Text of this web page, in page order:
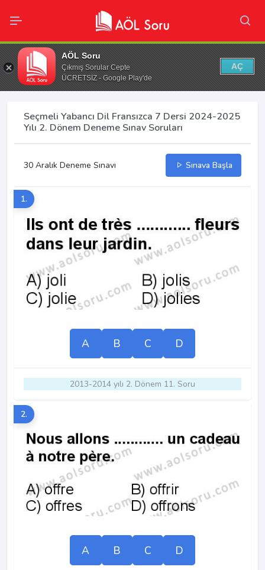
AÖL Soru
Çıkmış Sorular Cepte
ÜCRETSİZ - Google Play'de
AÇ
Seçmeli Yabancı Dil Fransızca 7 Dersi 2024-2025
Yılı 2. Dönem Deneme Sınav Soruları
30 Aralık Deneme Sınavı Sınava Başla
1.
A B C D
2013-2014 yılı 2. Dönem 11. Soru
2.
A B C D